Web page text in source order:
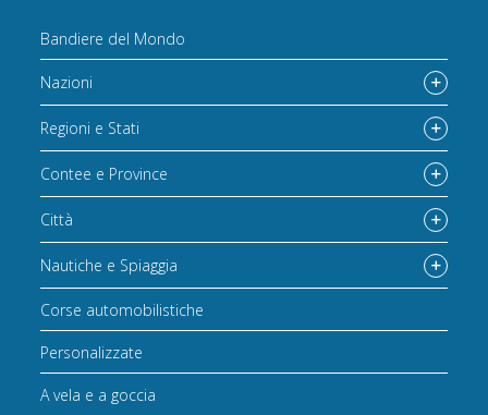
Bandiere del Mondo
Nazioni
Regioni e Stati
Contee e Province
Città
Nautiche e Spiaggia
Corse automobilistiche
Personalizzate
A vela e a goccia